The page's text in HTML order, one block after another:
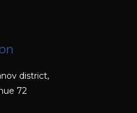
district,
72